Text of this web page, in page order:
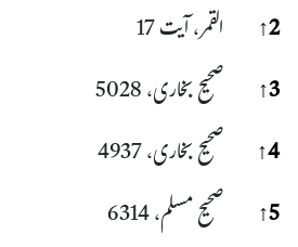
2
↑
القمر، آیت 17
3
↑
صحیح بخاری، 5028
4
↑
صحیح بخاری، 4937
5
↑ صحیح مسلم، 6314